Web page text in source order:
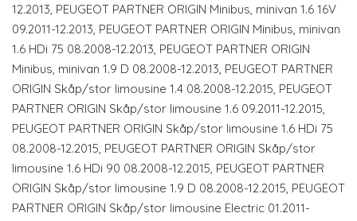
12.2013, PEUGEOT PARTNER ORIGIN Minibus, minivan 1.6 16V
09.2011-12.2013, PEUGEOT PARTNER ORIGIN Minibus, minivan
1.6 HDi 75 08.2008-12.2013, PEUGEOT PARTNER ORIGIN
Minibus, minivan 1.9 D 08.2008-12.2013, PEUGEOT PARTNER
ORIGIN Skåp/stor limousine 1.4 08.2008-12.2015, PEUGEOT
PARTNER ORIGIN Skåp/stor limousine 1.6 09.2011-12.2015,
PEUGEOT PARTNER ORIGIN Skåp/stor limousine 1.6 HDi 75
08.2008-12.2015, PEUGEOT PARTNER ORIGIN Skåp/stor
limousine 1.6 HDi 90 08.2008-12.2015, PEUGEOT PARTNER
ORIGIN Skåp/stor limousine 1.9 D 08.2008-12.2015, PEUGEOT
PARTNER ORIGIN Skåp/stor limousine Electric 01.2011-